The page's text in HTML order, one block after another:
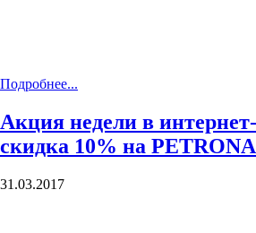
Подробнее...
Акция недели в
скидка 10% на
31.03.2017